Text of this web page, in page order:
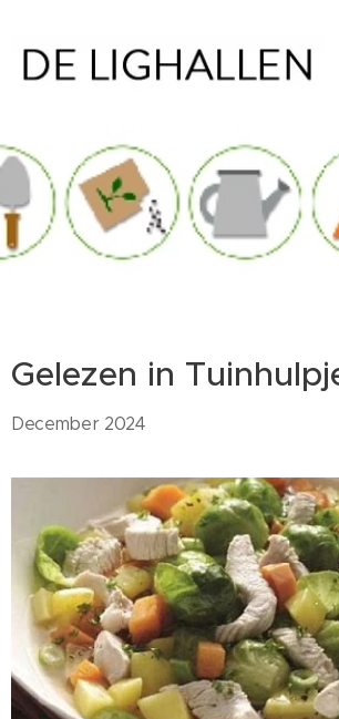
Gelezen in
December 2024